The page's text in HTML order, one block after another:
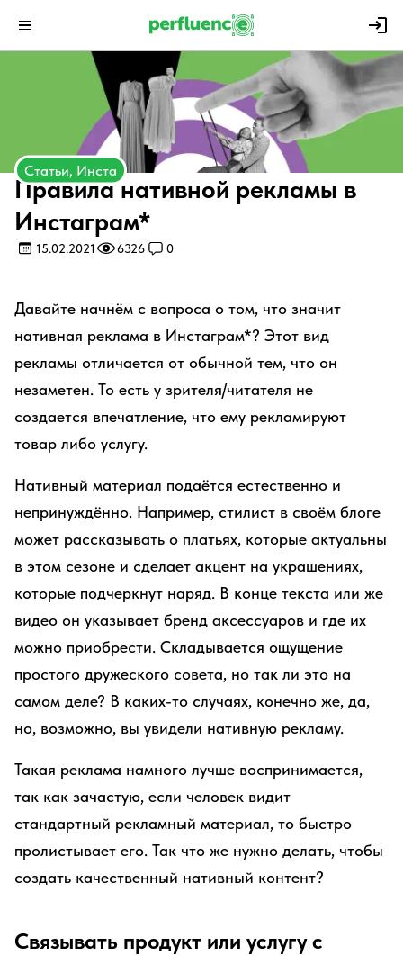
Статьи, Инста
Правила нативной рекламы в
Инстаграм*
15.02.2021 6326 0
Давайте начнём с вопроса о том, что значит
нативная реклама в Инстаграм*? Этот вид
рекламы отличается от обычной тем, что он
незаметен. То есть у зрителя/читателя не
создается впечатление, что ему рекламируют
товар либо услугу.
Нативный материал подаётся естественно и
непринуждённо. Например, стилист в своём блоге
может рассказывать о платьях, которые актуальны
в этом сезоне и сделает акцент на украшениях,
которые подчеркнут наряд. В конце текста или же
видео он указывает бренд аксессуаров и где их
можно приобрести. Складывается ощущение
простого дружеского совета, но так ли это на
самом деле? В каких-то случаях, конечно же, да,
но, возможно, вы увидели нативную рекламу.
Такая реклама намного лучше воспринимается,
так как зачастую, если человек видит
стандартный рекламный материал, то быстро
пролистывает его. Так что же нужно делать, чтобы
создать качественный нативный контент?
Связывать продукт или услугу с